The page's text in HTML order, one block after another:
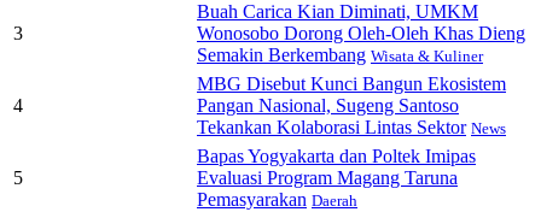
3
Buah Carica Kian Diminati, UMKM
Wonosobo Dorong Oleh-Oleh Khas Dieng
Semakin Berkembang Wisata & Kuliner
4
MBG Disebut Kunci Bangun Ekosistem
Pangan Nasional, Sugeng Santoso
Tekankan Kolaborasi Lintas Sektor News
5
Bapas Yogyakarta dan Poltek Imipas
Evaluasi Program Magang Taruna
Pemasyarakan Daerah